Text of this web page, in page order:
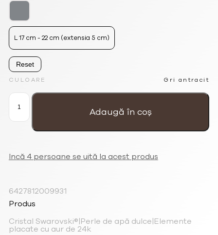
CULOARE Gri antracit
L 17 cm - 22 cm (extensia 5 cm)
Reset
Cantitate
femei
cu
perle
Adaugă în coș
Incă 4 persoane se uită la acest produs
6427812009931
Produs
Cristal Swarovski®|Perle de apă dulce|Elemente
placate cu aur de 24k